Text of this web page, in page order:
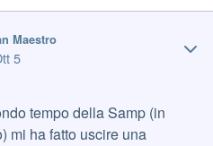
Maestro
5
tempo della Samp (in
mi ha fatto uscire una